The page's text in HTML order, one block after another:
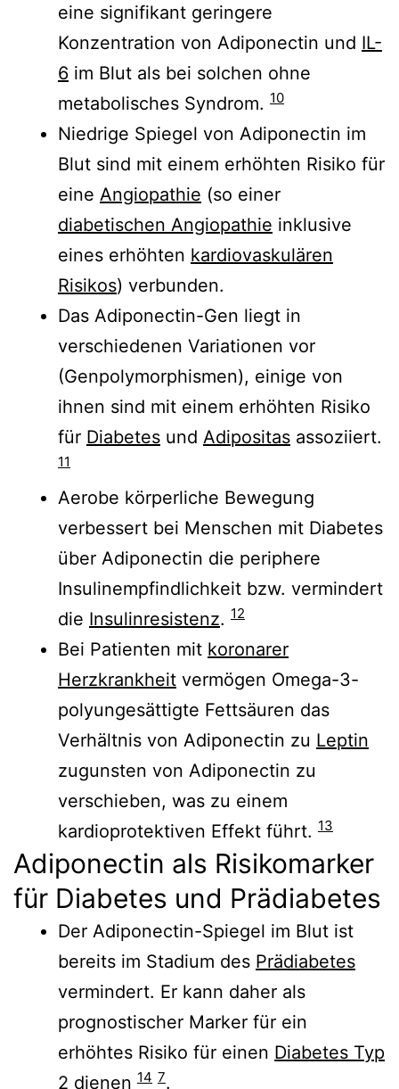
eine signifikant geringere
Konzentration von Adiponectin und IL-
6 im Blut als bei solchen ohne
metabolisches Syndrom. 10
Niedrige Spiegel von Adiponectin im
Blut sind mit einem erhöhten Risiko für
eine Angiopathie (so einer
diabetischen Angiopathie inklusive
eines erhöhten kardiovaskulären
Risikos) verbunden.
Das Adiponectin-Gen liegt in
verschiedenen Variationen vor
(Genpolymorphismen), einige von
ihnen sind mit einem erhöhten Risiko
für Diabetes und Adipositas assoziiert.
11
Aerobe körperliche Bewegung
verbessert bei Menschen mit Diabetes
über Adiponectin die periphere
Insulinempfindlichkeit bzw. vermindert
die Insulinresistenz. 12
Bei Patienten mit koronarer
Herzkrankheit vermögen Omega-3-
polyungesättigte Fettsäuren das
Verhältnis von Adiponectin zu Leptin
zugunsten von Adiponectin zu
verschieben, was zu einem
kardioprotektiven Effekt führt. 13
Adiponectin als Risikomarker
für Diabetes und Prädiabetes
Der Adiponectin-Spiegel im Blut ist
bereits im Stadium des Prädiabetes
vermindert. Er kann daher als
prognostischer Marker für ein
erhöhtes Risiko für einen Diabetes Typ
2 dienen 14 7.